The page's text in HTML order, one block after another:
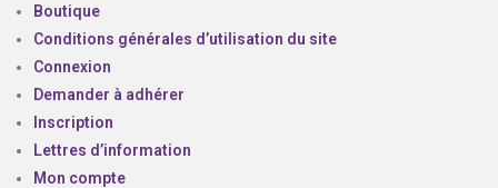
Boutique
Conditions générales d’utilisation du site
Connexion
Demander à adhérer
Inscription
Lettres d’information
Mon compte